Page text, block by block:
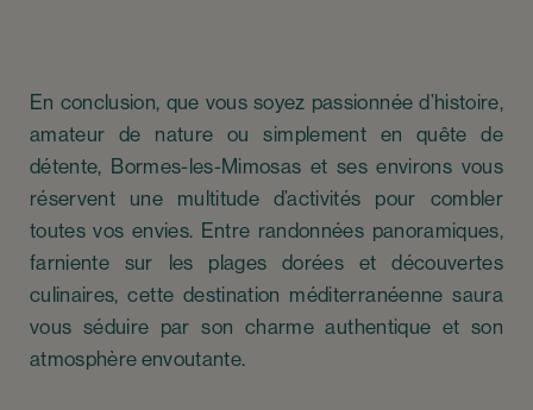
En conclusion, que vous soyez passionnée d’histoire,
amateur de nature ou simplement en quête de
détente, Bormes-les-Mimosas et ses environs vous
réservent une multitude d’activités pour combler
toutes vos envies. Entre randonnées panoramiques,
farniente sur les plages dorées et découvertes
culinaires, cette destination méditerranéenne saura
vous séduire par son charme authentique et son
atmosphère envoutante.